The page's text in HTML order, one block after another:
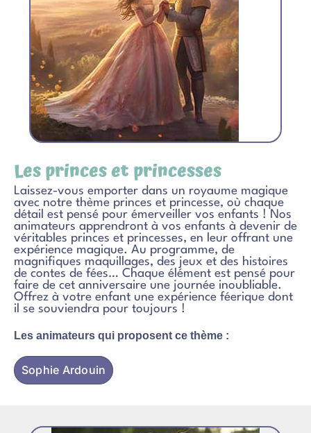
Les princes et princesses
Laissez-vous emporter dans un royaume magique
avec notre thème princes et princesse, où chaque
détail est pensé pour émerveiller vos enfants ! Nos
animateurs apprendront à vos enfants à devenir de
véritables princes et princesses, en leur offrant une
expérience magique. Au programme, de
magnifiques maquillages, des jeux et des histoires
de contes de fées… Chaque élément est pensé pour
faire de cet anniversaire une journée inoubliable.
Offrez à votre enfant une expérience féerique dont
il se souviendra pour toujours !
Les animateurs qui proposent ce thème :
Sophie Ardouin